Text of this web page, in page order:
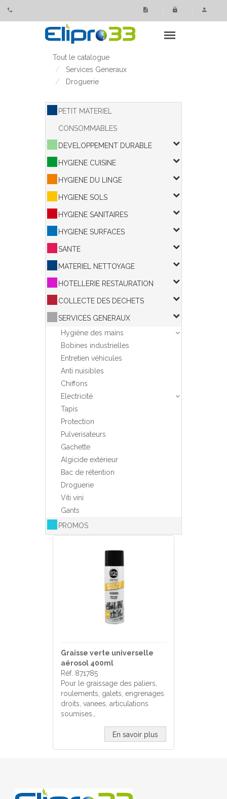
Tout le catalogue
Services Generaux
Droguerie
PETIT MATERIEL
CONSOMMABLES
DEVELOPPEMENT DURABLE
HYGIENE CUISINE
HYGIENE DU LINGE
HYGIENE SOLS
HYGIENE SANITAIRES
HYGIENE SURFACES
SANTE
MATERIEL NETTOYAGE
HOTELLERIE RESTAURATION
COLLECTE DES DECHETS
SERVICES GENERAUX
Hygiène des mains
Bobines industrielles
Entretien véhicules
Anti nuisibles
Chiffons
Electricité
Tapis
Protection
Pulverisateurs
Gachette
Algicide extérieur
Bac de rétention
Droguerie
Viti vini
Gants
PROMOS
Graisse verte universelle
aérosol 400ml
Réf. 871785
Pour le graissage des paliers,
roulements, galets, engrenages
droits, vanees, articulations
soumises…
En savoir plus
Panneau de gestion des cookies